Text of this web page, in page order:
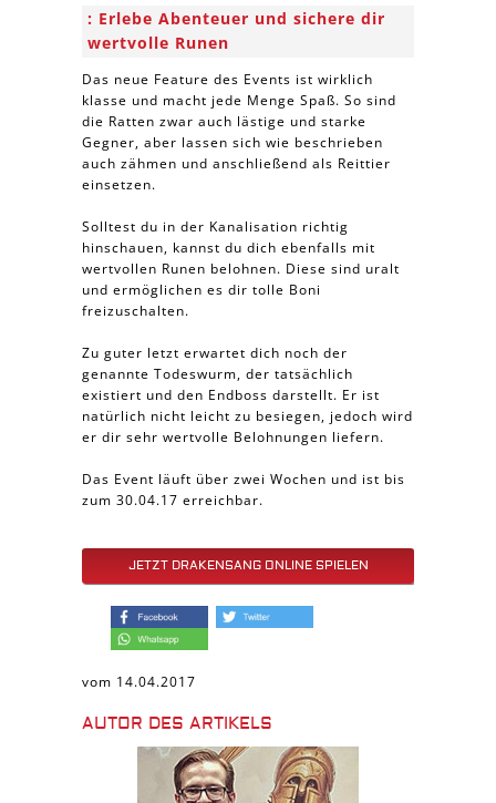
Erlebe Abenteuer und sichere dir
wertvolle Runen
Das neue Feature des Events ist wirklich
klasse und macht jede Menge Spaß. So sind
die Ratten zwar auch lästige und starke
Gegner, aber lassen sich wie beschrieben
auch zähmen und anschließend als Reittier
einsetzen.
Solltest du in der Kanalisation richtig
hinschauen, kannst du dich ebenfalls mit
wertvollen Runen belohnen. Diese sind uralt
und ermöglichen es dir tolle Boni
freizuschalten.
Zu guter letzt erwartet dich noch der
genannte Todeswurm, der tatsächlich
existiert und den Endboss darstellt. Er ist
natürlich nicht leicht zu besiegen, jedoch wird
er dir sehr wertvolle Belohnungen liefern.
Das Event läuft über zwei Wochen und ist bis
zum 30.04.17 erreichbar.
JETZT DRAKENSANG ONLINE SPIELEN
vom 14.04.2017
AUTOR DES ARTIKELS